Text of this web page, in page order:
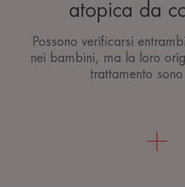
atopica da
Possono verificarsi
nei bambini, ma la loro
trattamento sono